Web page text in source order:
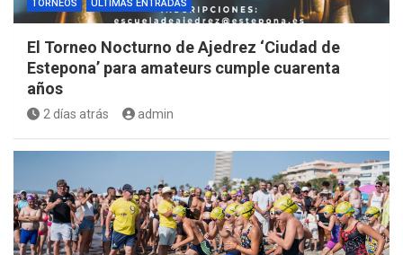
TORNEOS
ULTIMAS ENTRADAS
El Torneo Nocturno de Ajedrez ‘Ciudad de
Estepona’ para amateurs cumple cuarenta
años
2 días atrás admin